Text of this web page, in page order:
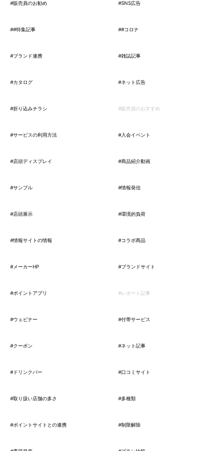
#販売員のお勧め #SNS広告
##特集記事 ##コロナ
#ブランド連携 #雑誌記事
#カタログ #ネット広告
#折り込みチラシ #販売員のおすすめ
#サービスの利用方法 #入会イベント
#店頭ディスプレイ #商品紹介動画
#サンプル #情報発信
#店頭展示 #環境的負荷
#情報サイトの情報 #コラボ商品
#メーカーHP #ブランドサイト
#ポイントアプリ #レポート記事
#ウェビナー #付帯サービス
#クーポン #ネット記事
#ドリンクバー #口コミサイト
#取り扱い店舗の多さ #多種類
#ポイントサイトとの連携 #制限解除